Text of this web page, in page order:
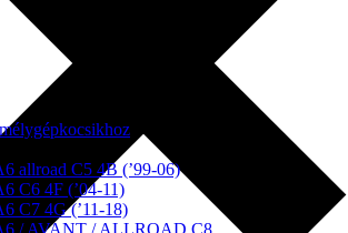
allroad C5 4B (’99-06)
C6 4F (’04-11)
C7 4G (’11-18)
/ AVANT / ALLROAD C8